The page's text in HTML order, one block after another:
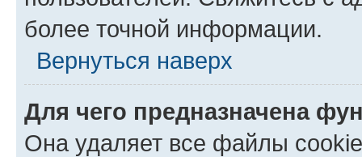
более точной информации.
Вернуться наверх
Для чего предназначена
Она удаляет все файлы